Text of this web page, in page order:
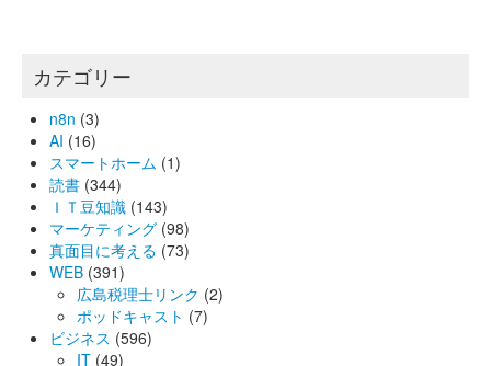
カテゴリー
n8n (3)
AI (16)
スマートホーム (1)
読書 (344)
ＩＴ豆知識 (143)
マーケティング (98)
真面目に考える (73)
WEB (391)
広島税理士リンク (2)
ポッドキャスト (7)
ビジネス (596)
IT (49)